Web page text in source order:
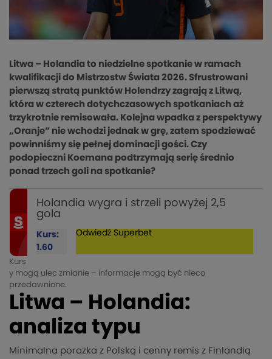
Litwa – Holandia to niedzielne spotkanie w ramach
kwalifikacji do Mistrzostw Świata 2026. Sfrustrowani
pierwszą stratą punktów Holendrzy zagrają z Litwą,
która w czterech dotychczasowych spotkaniach aż
trzykrotnie remisowała. Kolejna wpadka z perspektywy
„Oranje” nie wchodzi jednak w grę, zatem spodziewać
powinniśmy się pełnej dominacji gości. Czy
podopieczni Koemana podtrzymają serię średnio
ponad trzech goli na spotkanie?
Holandia wygra i strzeli powyżej 2,5
gola
Kurs:
1.60
Odwiedź Superbet
Kurs
y mogą ulec zmianie – informacje mogą być nieco
przedawnione.
Litwa – Holandia:
analiza typu
Minimalna porażka z Polską i cenny remis z Finlandią